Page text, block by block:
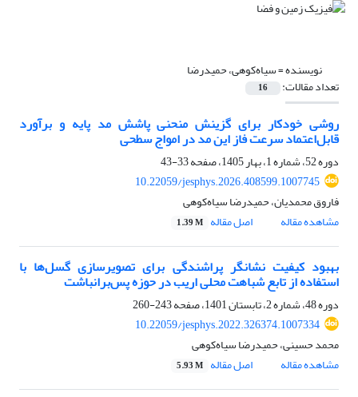
نویسنده =سیاه‌کوهی، حمیدرضا
تعداد مقالات: 16
روشی خودکار برای گزینش منحنی‌ پاشش مد پایه و برآورد
قابل‌اعتماد سرعت فاز این مد در امواج سطحی
دوره 52، شماره 1، بهار 1405، صفحه
33-43
10.22059/jesphys.2026.408599.1007745
فاروق محمدیان، حمیدرضا سیاه‌کوهی
مشاهده مقاله
اصل مقاله 1.39 M
بهبود کیفیت نشانگر پراشندگی برای تصویرسازی گسل‌ها با
استفاده از تابع شباهت محلی اریب در حوزه پس‌برانباشت
دوره 48، شماره 2، تابستان 1401، صفحه
243-260
10.22059/jesphys.2022.326374.1007334
محمد حسینی، حمیدرضا سیاه‌کوهی
مشاهده مقاله
اصل مقاله 5.93 M